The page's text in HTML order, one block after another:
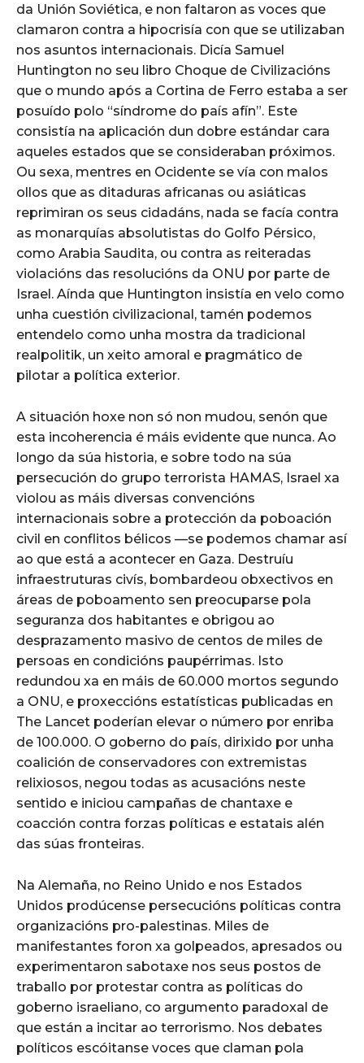
da Unión Soviética, e non faltaron as voces que
clamaron contra a hipocrisía con que se utilizaban
nos asuntos internacionais. Dicía Samuel
Huntington no seu libro Choque de Civilizacións
que o mundo após a Cortina de Ferro estaba a ser
posuído polo “síndrome do país afín”. Este
consistía na aplicación dun dobre estándar cara
aqueles estados que se consideraban próximos.
Ou sexa, mentres en Ocidente se vía con malos
ollos que as ditaduras africanas ou asiáticas
reprimiran os seus cidadáns, nada se facía contra
as monarquías absolutistas do Golfo Pérsico,
como Arabia Saudita, ou contra as reiteradas
violacións das resolucións da ONU por parte de
Israel. Aínda que Huntington insistía en velo como
unha cuestión civilizacional, tamén podemos
entendelo como unha mostra da tradicional
realpolitik, un xeito amoral e pragmático de
pilotar a política exterior.
A situación hoxe non só non mudou, senón que
esta incoherencia é máis evidente que nunca. Ao
longo da súa historia, e sobre todo na súa
persecución do grupo terrorista HAMAS, Israel xa
violou as máis diversas convencións
internacionais sobre a protección da poboación
civil en conflitos bélicos —se podemos chamar así
ao que está a acontecer en Gaza. Destruíu
infraestruturas civís, bombardeou obxectivos en
áreas de poboamento sen preocuparse pola
seguranza dos habitantes e obrigou ao
desprazamento masivo de centos de miles de
persoas en condicións paupérrimas. Isto
redundou xa en máis de 60.000 mortos segundo
a ONU, e proxeccións estatísticas publicadas en
The Lancet poderían elevar o número por enriba
de 100.000. O goberno do país, dirixido por unha
coalición de conservadores con extremistas
relixiosos, negou todas as acusacións neste
sentido e iniciou campañas de chantaxe e
coacción contra forzas políticas e estatais alén
das súas fronteiras.
Na Alemaña, no Reino Unido e nos Estados
Unidos prodúcense persecucións políticas contra
organizacións pro-palestinas. Miles de
manifestantes foron xa golpeados, apresados ou
experimentaron sabotaxe nos seus postos de
traballo por protestar contra as políticas do
goberno israeliano, co argumento paradoxal de
que están a incitar ao terrorismo. Nos debates
políticos escóitanse voces que claman pola